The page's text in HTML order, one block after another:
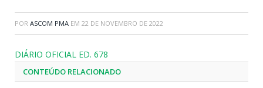
POR ASCOM PMA EM 22 DE NOVEMBRO DE 2022
DIÁRIO OFICIAL ED. 678
CONTEÚDO RELACIONADO